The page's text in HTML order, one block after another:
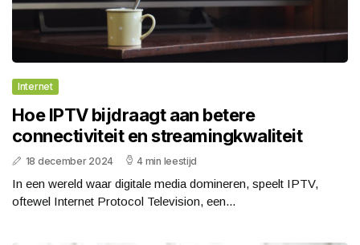
Internet
Hoe IPTV bijdraagt aan betere
connectiviteit en streamingkwaliteit
18 december 2024 4 min leestijd
In een wereld waar digitale media domineren, speelt IPTV,
oftewel Internet Protocol Television, een...